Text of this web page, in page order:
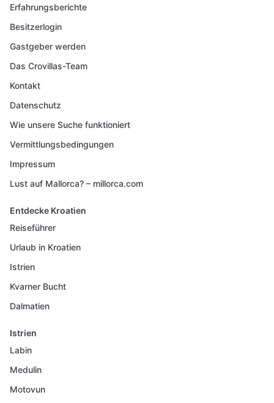
Erfahrungsberichte
Besitzerlogin
Gastgeber werden
Das Crovillas-Team
Kontakt
Datenschutz
Wie unsere Suche funktioniert
Vermittlungsbedingungen
Impressum
Lust auf Mallorca? – millorca.com
Entdecke Kroatien
Reiseführer
Urlaub in Kroatien
Istrien
Kvarner Bucht
Dalmatien
Istrien
Labin
Medulin
Motovun